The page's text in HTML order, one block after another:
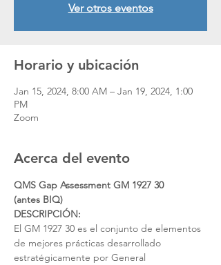
Ver otros eventos
Horario y ubicación
Jan 15, 2024, 8:00 AM – Jan 19, 2024, 1:00
PM
Zoom
Acerca del evento
QMS Gap Assessment GM 1927 30
(antes BIQ)
DESCRIPCIÓN:
El GM 1927 30 es el conjunto de elementos
de mejores prácticas desarrollado
estratégicamente por General